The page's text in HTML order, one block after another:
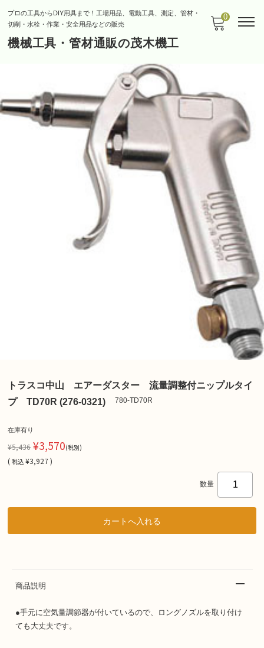
プロの工具からDIY用具まで！工場用品、電動工具、測定、管材・
切削・水栓・作業・安全用品などの販売
機械工具・管材通販の茂木機工
0
トラスコ中山 エアーダスター 流量調整付ニップルタイ
プ TD70R (276-0321)
780-TD70R
在庫有り
¥5,436 ¥3,570(税別)
( 税込 ¥3,927 )
数量
商品説明
●手元に空気量調節器が付いているので、ロングノズルを取り付け
ても大丈夫です。